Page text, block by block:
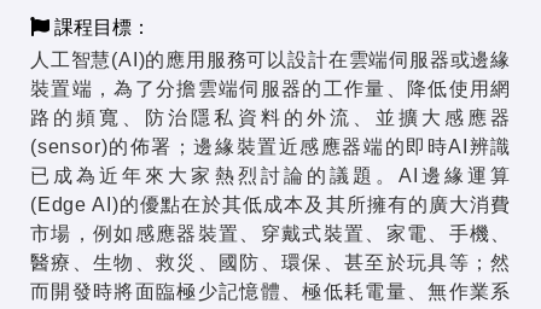
課程目標：
人工智慧(AI)的應用服務可以設計在雲端伺服器或邊緣
裝置端，為了分擔雲端伺服器的工作量、降低使用網
路的頻寬、防治隱私資料的外流、並擴大感應器
(sensor)的佈署；邊緣裝置近感應器端的即時AI辨識
已成為近年來大家熱烈討論的議題。AI邊緣運算
(Edge AI)的優點在於其低成本及其所擁有的廣大消費
市場，例如感應器裝置、穿戴式裝置、家電、手機、
醫療、生物、救災、國防、環保、甚至於玩具等；然
而開發時將面臨極少記憶體、極低耗電量、無作業系